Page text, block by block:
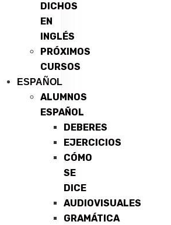
DICHOS
EN
INGLÉS
PRÓXIMOS
CURSOS
ESPAÑOL
ALUMNOS
ESPAÑOL
DEBERES
EJERCICIOS
CÓMO
SE
DICE
AUDIOVISUALES
GRAMÁTICA